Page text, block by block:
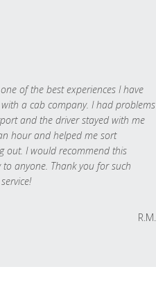
of the best experiences I have
a cab company. I had problems
and the driver stayed with me
hour and helped me sort
out. I would recommend this
anyone. Thank you for such
R.M.